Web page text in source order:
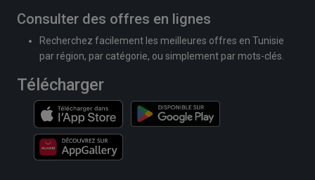
Consulter des offres en lignes
Recherchez facilement les meilleures offres en Tunisie
par région, par catégorie, ou simplement par mots-clés.
Télécharger